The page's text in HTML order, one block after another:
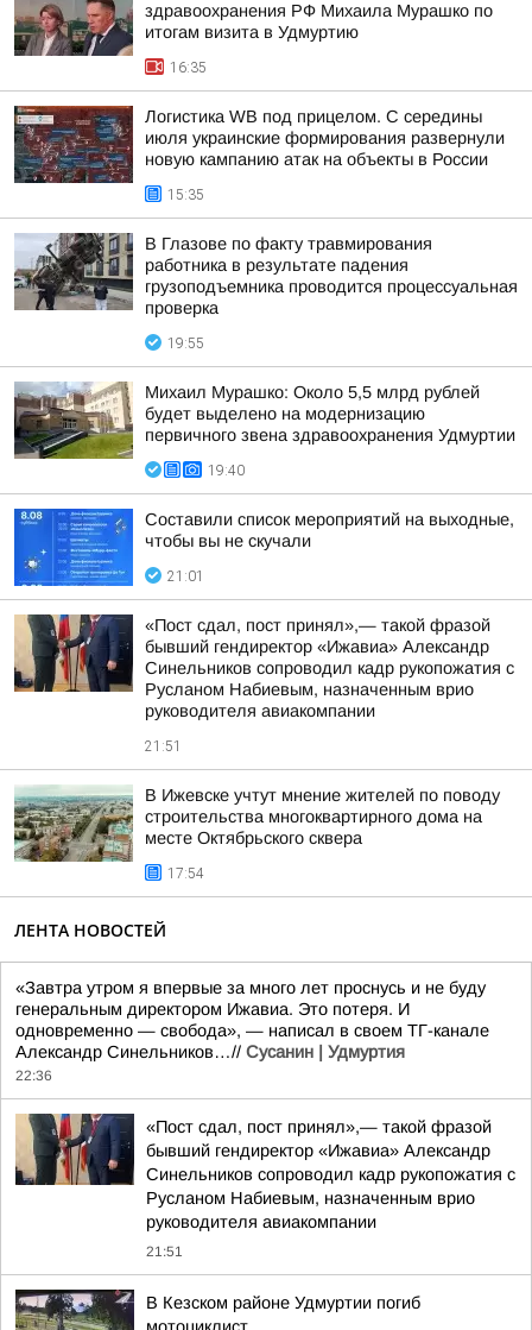
здравоохранения РФ Михаила Мурашко по
итогам визита в Удмуртию
16:35
Логистика WB под прицелом. С середины
июля украинские формирования развернули
новую кампанию атак на объекты в России
15:35
В Глазове по факту травмирования
работника в результате падения
грузоподъемника проводится процессуальная
проверка
19:55
Михаил Мурашко: Около 5,5 млрд рублей
будет выделено на модернизацию
первичного звена здравоохранения Удмуртии
19:40
Составили список мероприятий на выходные,
чтобы вы не скучали
21:01
«Пост сдал, пост принял»,— такой фразой
бывший гендиректор «Ижавиа» Александр
Синельников сопроводил кадр рукопожатия с
Русланом Набиевым, назначенным врио
руководителя авиакомпании
21:51
В Ижевске учтут мнение жителей по поводу
строительства многоквартирного дома на
месте Октябрьского сквера
17:54
ЛЕНТА НОВОСТЕЙ
«Завтра утром я впервые за много лет проснусь и не буду
генеральным директором Ижавиа. Это потеря. И
одновременно — свобода», — написал в своем ТГ-канале
Александр Синельников…// Сусанин | Удмуртия
22:36
«Пост сдал, пост принял»,— такой фразой
бывший гендиректор «Ижавиа» Александр
Синельников сопроводил кадр рукопожатия с
Русланом Набиевым, назначенным врио
руководителя авиакомпании
21:51
В Кезском районе Удмуртии погиб